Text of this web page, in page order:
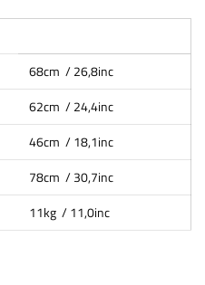
68cm / 26,8inc
62cm / 24,4inc
46cm / 18,1inc
78cm / 30,7inc
11kg / 11,0inc